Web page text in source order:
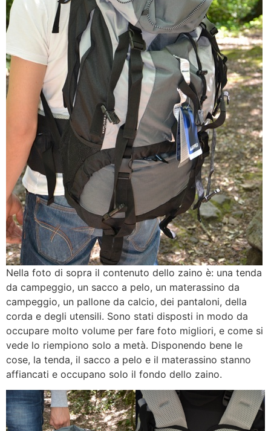
Nella foto di sopra il contenuto dello zaino è: una tenda
da campeggio, un sacco a pelo, un materassino da
campeggio, un pallone da calcio, dei pantaloni, della
corda e degli utensili. Sono stati disposti in modo da
occupare molto volume per fare foto migliori, e come si
vede lo riempiono solo a metà. Disponendo bene le
cose, la tenda, il sacco a pelo e il materassino stanno
affiancati e occupano solo il fondo dello zaino.